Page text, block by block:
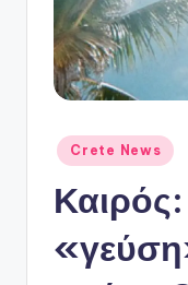
P
o
Αναρτήθηκε
σε
Crete News